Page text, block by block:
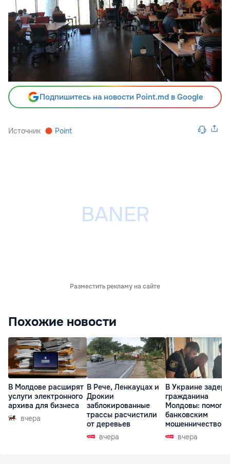
Подпишитесь на новости Point.md в Google
Источник Point
Разместить рекламу на сайте
Похожие новости
В Молдове расширят
услуги электронного
архива для бизнеса
вчера
В Рече, Ленкауцах и
Дрокии
заблокированные
трассы расчистили
от деревьев
вчера
В Украине
гражданина
Молдовы:
банковским
мошенничеством
Чехиивчера